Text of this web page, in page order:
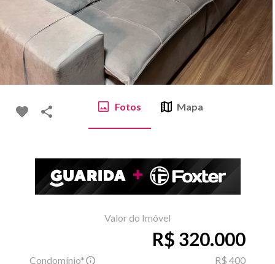
Fotos Mapa
Valor do Imóvel
R$ 320.000
Condomínio*
R$ 400